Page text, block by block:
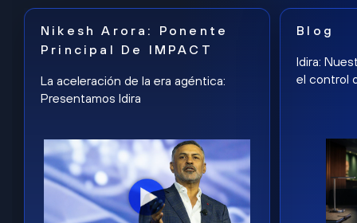
Nikesh Arora: Ponente
Principal De IMPACT
La aceleración de la era agéntica:
Presentamos Idira
Blog
Idira:
el control